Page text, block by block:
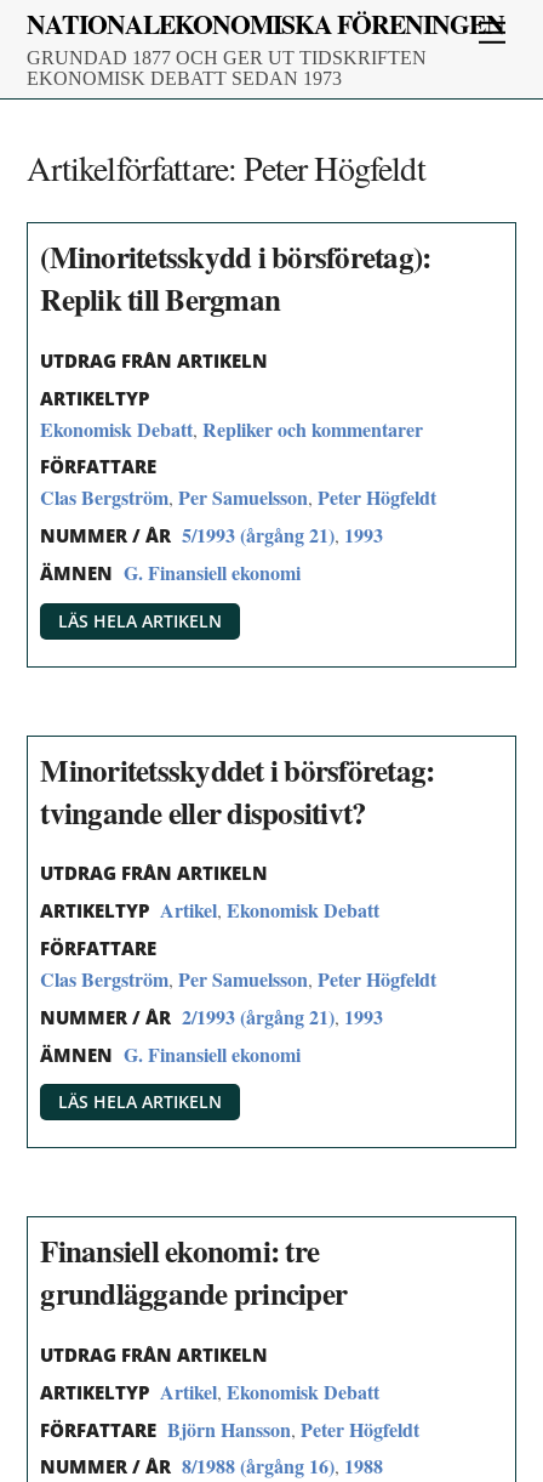
Skip
content
NATIONALEKONOMISKA FÖRENINGEN
GRUNDAD 1877 OCH GER UT TIDSKRIFTEN
EKONOMISK DEBATT SEDAN 1973
Artikelförfattare:Peter Högfeldt
(Minoritetsskydd i börsföretag):
Replik till Bergman
UTDRAG FRÅN ARTIKELN
ARTIKELTYP
Ekonomisk Debatt,Repliker och kommentarer
FÖRFATTARE
Clas Bergström,Per Samuelsson,Peter Högfeldt
NUMMER / ÅR 5/1993 (årgång 21), 1993
ÄMNEN G. Finansiell ekonomi
LÄS HELA ARTIKELN
Minoritetsskyddet i börsföretag:
tvingande eller dispositivt?
UTDRAG FRÅN ARTIKELN
ARTIKELTYP Artikel,Ekonomisk Debatt
FÖRFATTARE
Clas Bergström,Per Samuelsson,Peter Högfeldt
NUMMER / ÅR 2/1993 (årgång 21), 1993
ÄMNEN G. Finansiell ekonomi
LÄS HELA ARTIKELN
Finansiell ekonomi: tre
grundläggande principer
UTDRAG FRÅN ARTIKELN
ARTIKELTYP Artikel,Ekonomisk Debatt
FÖRFATTARE Björn Hansson,Peter Högfeldt
NUMMER / ÅR 8/1988 (årgång 16), 1988